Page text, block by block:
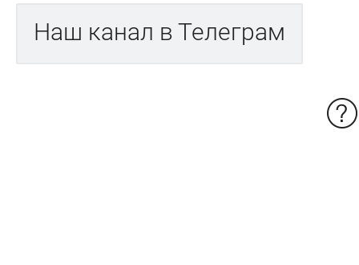
Наш канал в Телеграм